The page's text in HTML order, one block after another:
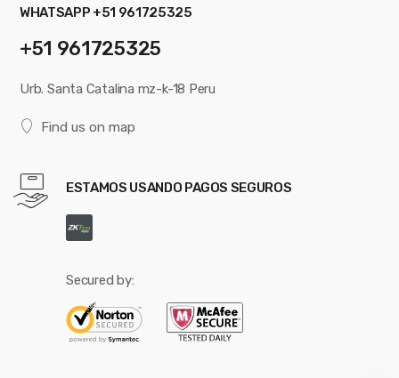
WHATSAPP +51 961725325
+51 961725325
Urb. Santa Catalina mz-k-18 Peru
Find us on map
ESTAMOS USANDO PAGOS SEGUROS
Secured by: